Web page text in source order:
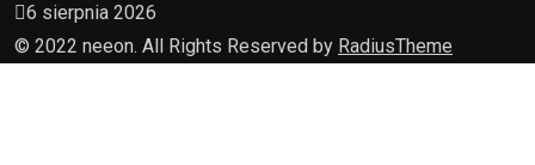
6 sierpnia 2026
© 2022 neeon. All Rights Reserved by RadiusTheme